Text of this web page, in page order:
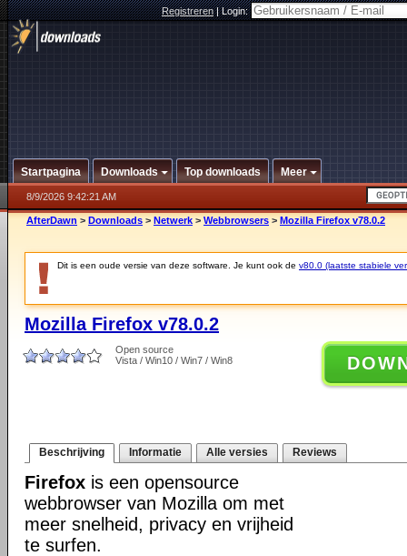
Registreren|Login:
Startpagina Downloads Top downloads Meer
8/9/2026 9:42:21 AM
AfterDawn > Downloads > Netwerk > Webbrowsers > Mozilla Firefox v78.0.2
Dit is een oude versie van deze software. Je kunt ook de v80.0 (laatste stabiele
Mozilla Firefox v78.0.2
Open source
Vista / Win10 / Win7 / Win8
Beschrijving Informatie Alle versies Reviews
Firefox is een opensource
webbrowser van Mozilla om met
meer snelheid, privacy en vrijheid
te surfen.